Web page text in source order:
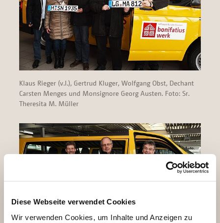
Diese Webseite verwendet Cookies
Wir verwenden Cookies, um Inhalte und Anzeigen zu
Klaus Rieger (v.l.), Gertrud Kluger, Wolfgang Obst, Dechant
Carsten Menges und Monsignore Georg Austen. Foto: Sr.
Theresita M. Müller